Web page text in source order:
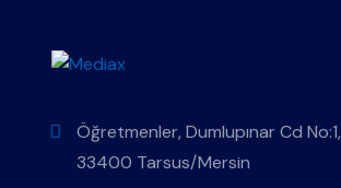
Öğretmenler, Dumlupınar Cd No:1,
33400 Tarsus/Mersin